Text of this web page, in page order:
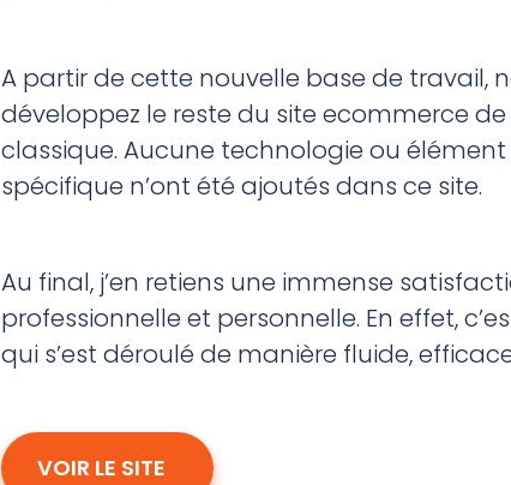
A partir de cette nouvelle base de travail,
développez le reste du site ecommerce
classique. Aucune technologie ou
spécifique n’ont été ajoutés dans ce site.
Au final, j’en retiens une immense
professionnelle et personnelle. En effet,
qui s’est déroulé de manière fluide,
VOIR LE SITE